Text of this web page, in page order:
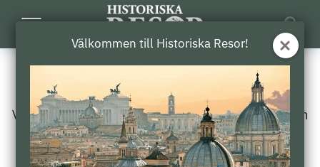
Våra nyhetsbrev
Våra nyhetsbrev ger dig förtur till resor och
spännande erbjudanden!
Välkommen till Historiska Resor!